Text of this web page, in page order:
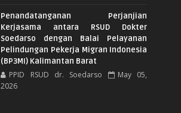
Penandatanganan Perjanjian
Kerjasama antara RSUD Dokter
Soedarso dengan Balai Pelayanan
Pelindungan Pekerja Migran Indonesia
(BP3MI) Kalimantan Barat
PPID RSUD dr. Soedarso
May 05,
2026